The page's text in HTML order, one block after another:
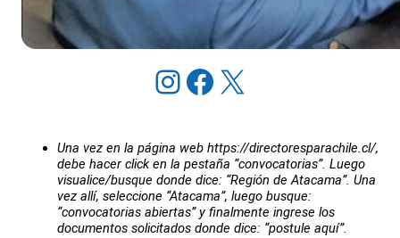
Instagram Facebook X
Una vez en la página web https://directoresparachile.cl/,
debe hacer click en la pestaña “convocatorias”. Luego
visualice/busque donde dice: “Región de Atacama”. Una
vez allí, seleccione “Atacama”, luego busque:
“convocatorias abiertas” y finalmente ingrese los
documentos solicitados donde dice: “postule aquí”.